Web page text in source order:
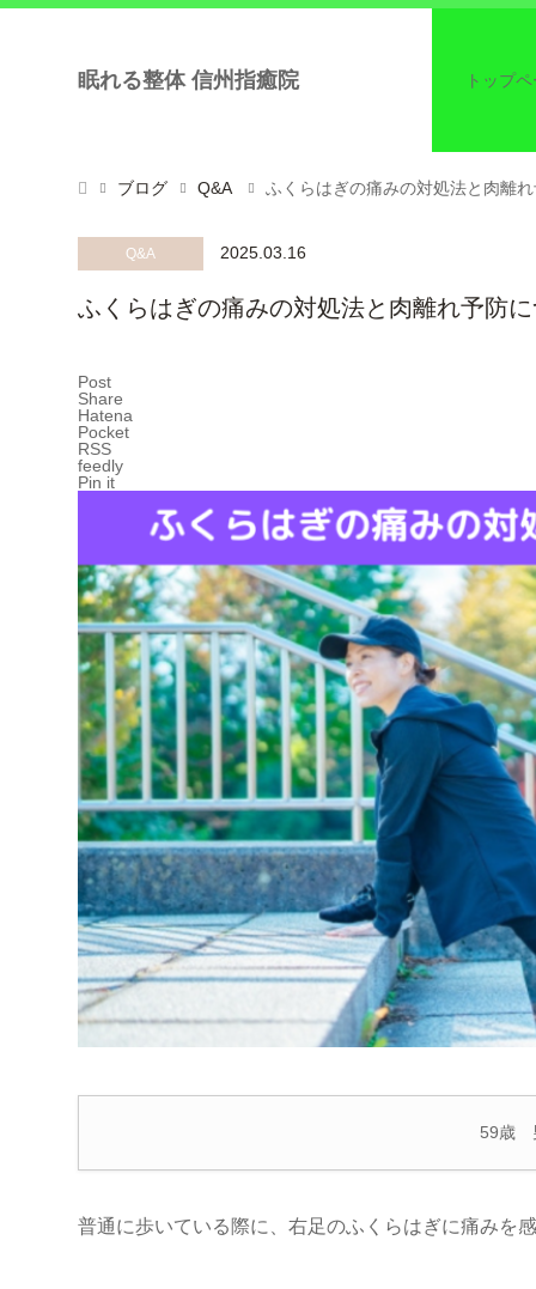
眠れる整体 信州指癒院 トップ
ブログ Q&A ふくらはぎの痛みの対処法と肉離
Q&A 2025.03.16
ふくらはぎの痛みの対処法と肉離れ予防
Post
Share
Hatena
Pocket
RSS
feedly
Pin it
59歳
普通に歩いている際に、右足のふくらはぎに痛みを